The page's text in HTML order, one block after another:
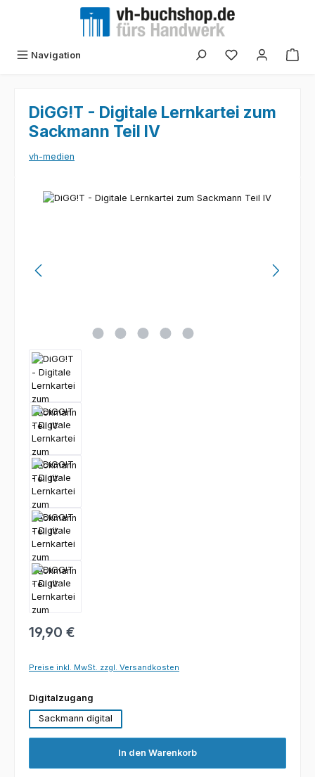
Zum Hauptinhalt springen
Navigation
DiGG!T - Digitale Lernkartei zum
Sackmann Teil IV
vh-medien
Bildergalerie überspringen
19,90 €
Preise inkl. MwSt. zzgl. Versandkosten
Digitalzugang
Sackmann digital
In den Warenkorb